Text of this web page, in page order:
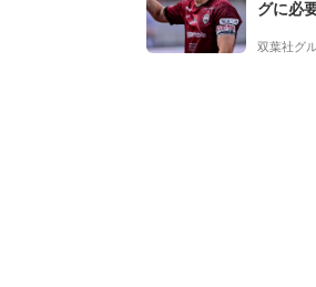
グに必
「初め
双葉社グ